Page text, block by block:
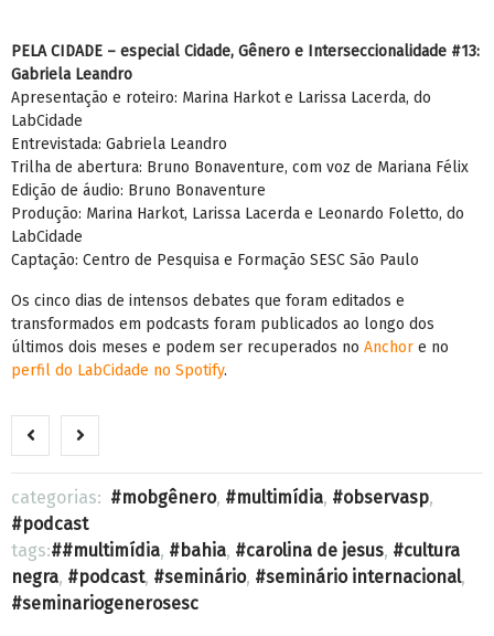
PELA CIDADE – especial Cidade, Gênero e Interseccionalidade #13:
Gabriela Leandro
Apresentação e roteiro: Marina Harkot e Larissa Lacerda, do
LabCidade
Entrevistada: Gabriela Leandro
Trilha de abertura: Bruno Bonaventure, com voz de Mariana Félix
Edição de áudio: Bruno Bonaventure
Produção: Marina Harkot, Larissa Lacerda e Leonardo Foletto, do
LabCidade
Captação: Centro de Pesquisa e Formação SESC São Paulo
Os cinco dias de intensos debates que foram editados e
transformados em podcasts foram publicados ao longo dos
últimos dois meses e podem ser recuperados no Anchor e no
perfil do LabCidade no Spotify.
categorias: mobgênero, multimídia, observasp,
podcast
tags:
#multimídia, bahia, carolina de jesus,
cultura
negra, podcast, seminário, seminário internacional,
seminariogenerosesc